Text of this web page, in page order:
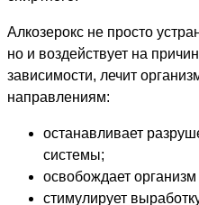
Алкозерокс не просто
но и воздействует на
зависимости, лечит
направлениям:
останавливает
системы;
освобождает организм
стимулирует